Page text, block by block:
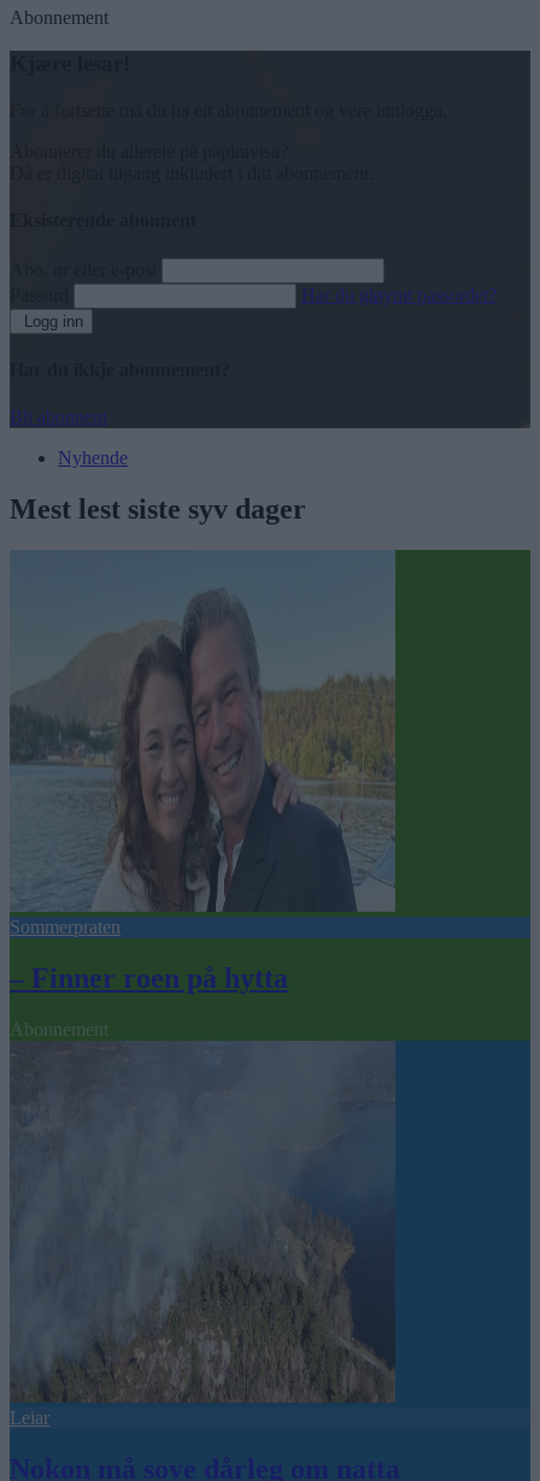
Abonnement
Har du gløymt passordet?
Logg inn
Bli abonnent
Nyhende
Mest lest siste syv dager
Sommerpraten
– Finner roen på hytta
Abonnement
Leiar
Nokon må sove dårleg om natta